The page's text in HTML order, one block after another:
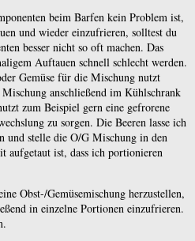
beim Barfen kein Problem ist,
und wieder einzufrieren, solltest du
besser nicht so oft machen. Das
Auftauen schnell schlecht werden.
Gemüse für die Mischung nutzt
anschließend im Kühlschrank
zum Beispiel gern eine gefrorene
zu sorgen. Die Beeren lasse ich
und stelle die O/G Mischung in den
aufgetaut ist, dass ich portionieren
Obst-/Gemüsemischung herzustellen,
in einzelne Portionen einzufrieren.